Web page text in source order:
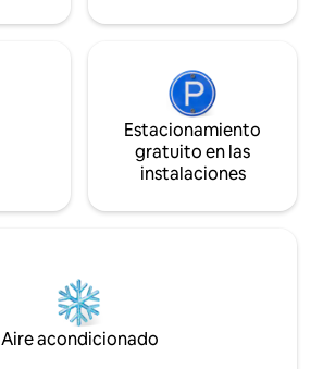
Estacionamiento
gratuito en las
instalaciones
Aire acondicionado